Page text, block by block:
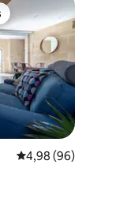
plus appréciés
Évaluation moyenne
4,98 (96)